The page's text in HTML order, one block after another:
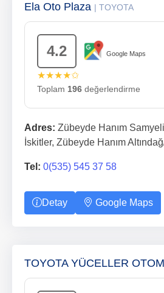
Ela Oto Plaza | TOYOTA
4.2 Google Maps
★★★★✩
Toplam 196 değerlendirme
Adres: Zübeyde Hanım
İskitler, Zübeyde Hanım
Tel: 0(535) 545 37 58
Detay Google Maps
TOYOTA YÜCELLER